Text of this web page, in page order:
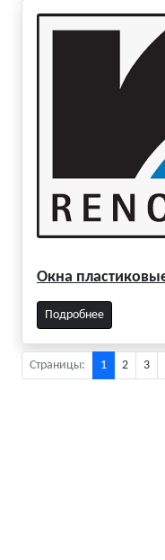
Окна
Подробнее
Страницы: 1 2 3